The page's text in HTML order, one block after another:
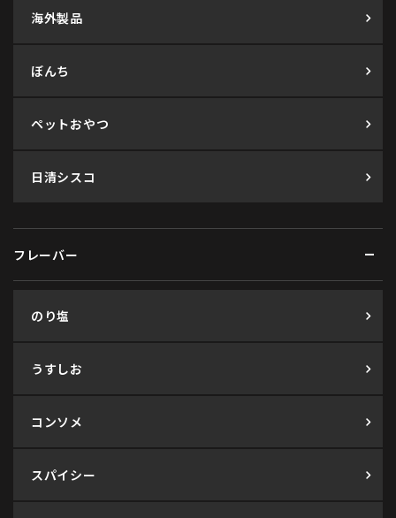
海外製品
ぼんち
ペットおやつ
日清シスコ
フレーバー
のり塩
うすしお
コンソメ
スパイシー